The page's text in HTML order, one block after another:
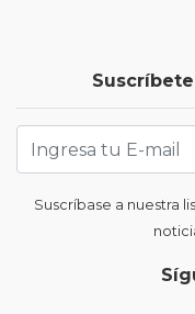
Suscríbase a nuestra